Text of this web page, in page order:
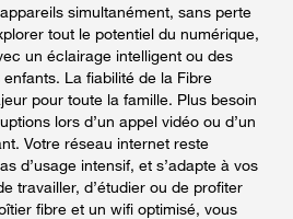
simultanément, sans perte
tout le potentiel du numérique,
un éclairage intelligent ou des
La fiabilité de la Fibre
pour toute la famille. Plus besoin
lors d’un appel vidéo ou d’un
Votre réseau internet reste
d’usage intensif, et s’adapte à vos
travailler, d’étudier ou de profiter
fibre et un wifi optimisé, vous